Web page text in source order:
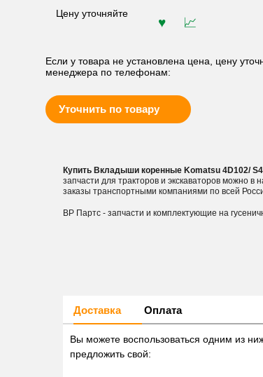
Цену уточняйте
Если у товара не установлена цена, цену
менеджера по телефонам:
Уточнить по товару
Купить Вкладыши коренные Komatsu 4D102/
запчасти для тракторов и экскаваторов можно
заказы транспортными компаниями по всей
ВР Партс - запчасти и комплектующие на
Доставка Оплата
Вы можете воспользоваться одним из
предложить свой: